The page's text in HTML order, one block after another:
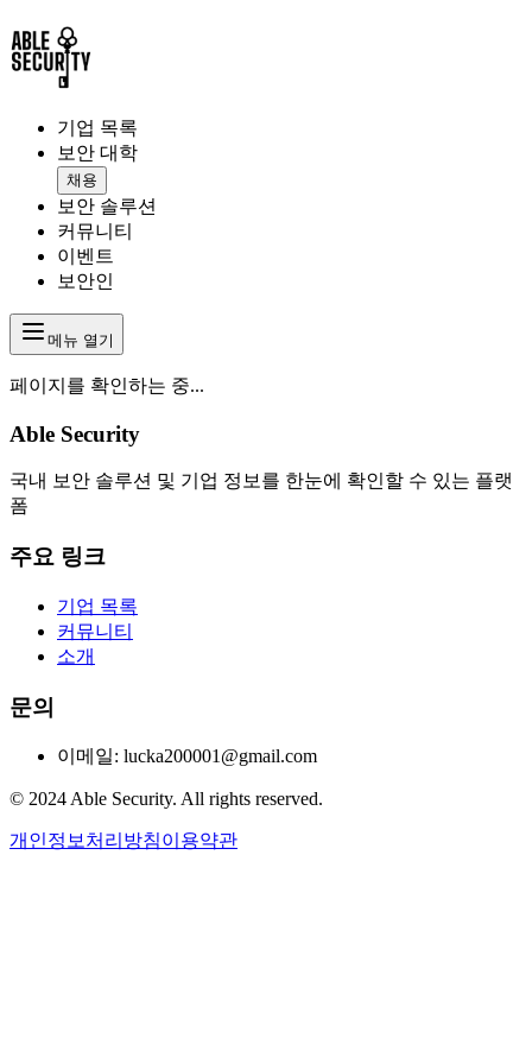
기업 목록
보안 대학
채용
보안 솔루션
커뮤니티
이벤트
보안인
메뉴 열기
페이지를 확인하는 중...
Able Security
국내 보안 솔루션 및 기업 정보를 한눈에 확인할 수 있는 플랫
폼
주요 링크
기업 목록
커뮤니티
소개
문의
이메일: lucka200001@gmail.com
© 2024 Able Security. All rights reserved.
개인정보처리방침이용약관